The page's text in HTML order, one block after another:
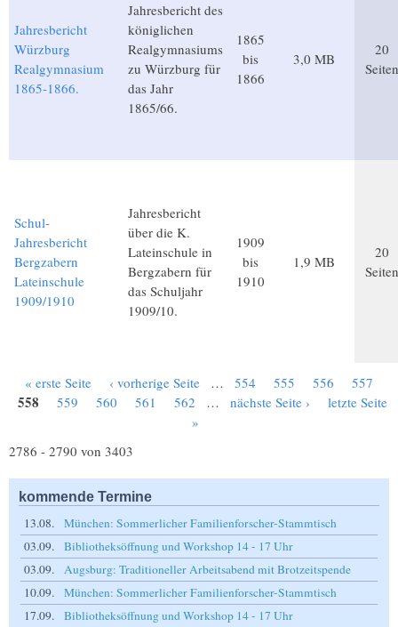
Jahresbericht
Würzburg
Realgymnasium
1865-1866.
Jahresbericht des
königlichen
Realgymnasiums
zu Würzburg für
das Jahr
1865/66.
1865
bis
1866
3,0 MB
20
Seiten
Schul-
Jahresbericht
Bergzabern
Lateinschule
1909/1910
Jahresbericht
über die K.
Lateinschule in
Bergzabern für
das Schuljahr
1909/10.
1909
bis
1910
1,9 MB
20
Seiten
Seiten
« erste Seite ‹ vorherige Seite … 554 555 556 557
558 559 560 561 562 … nächste Seite ›
letzte Seite
»
2786 - 2790 von 3403
kommende Termine
13.08.
München: Sommerlicher Familienforscher-Stammtisch
03.09.
Bibliotheksöffnung und Workshop 14 - 17 Uhr
03.09.
Augsburg: Traditioneller Arbeitsabend mit Brotzeitspende
10.09.
München: Sommerlicher Familienforscher-Stammtisch
17.09.
Bibliotheksöffnung und Workshop 14 - 17 Uhr